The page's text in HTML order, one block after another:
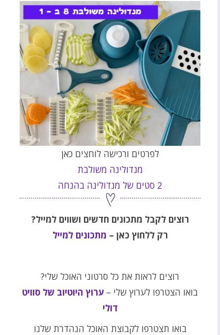
לפרטים ורכישה לוחצים כאן
מנדולינה משולבת
2 סטים של מנדולינה בהנחה
רוצים לקבל מתכונים חדשים ושווים למייל?
רק ללחוץ כאן – מתכונים למייל
רוצים לראות את כל סרטוני האוכל שלי?
בואו הצטרפו לערוץ שלי – ערוץ היוטיוב של סוויט
דולי
בואו תצטרפו לקבוצת האוכל הנהדרת שלנו